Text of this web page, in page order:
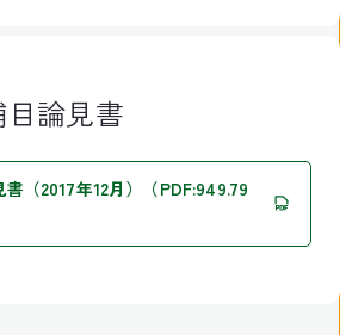
論見書
（2017年12月）（PDF:949.79